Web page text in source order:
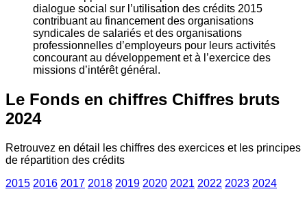
dialogue social sur l’utilisation des crédits 2015
contribuant au financement des organisations
syndicales de salariés et des organisations
professionnelles d’employeurs pour leurs activités
concourant au développement et à l’exercice des
missions d’intérêt général.
Le Fonds en chiffres Chiffres bruts
2024
Retrouvez en détail les chiffres des exercices et les principes
de répartition des crédits
2015 2016 2017 2018 2019 2020 2021 2022 2023 2024